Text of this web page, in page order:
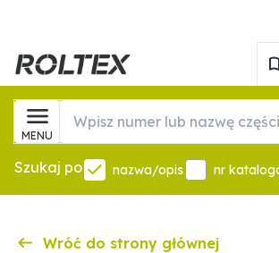
MENU
Szukaj po nazwa/opis nr
Wróć do strony głównej